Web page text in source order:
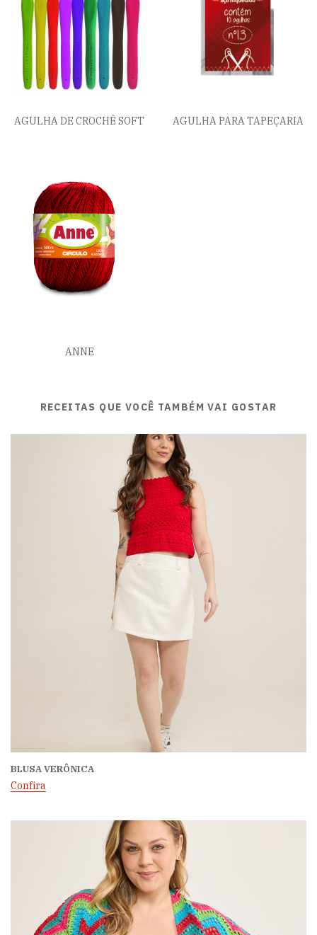
AGULHA DE CROCHÊ SOFT AGULHA PARA TAPEÇARIA
ANNE
RECEITAS QUE VOCÊ TAMBÉM VAI GOSTAR
BLUSA VERÔNICA
Confira